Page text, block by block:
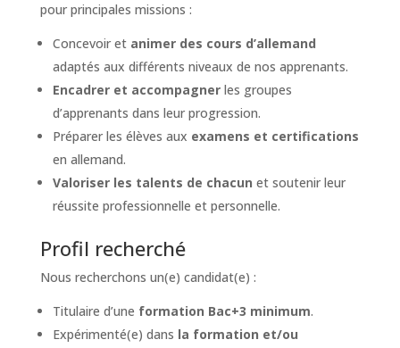
pour principales missions :
Concevoir et animer des cours d’allemand
adaptés aux différents niveaux de nos apprenants.
Encadrer et accompagnerles groupes
d’apprenants dans leur progression.
Préparer les élèves aux examens et certifications
en allemand.
Valoriser les talents de chacun et soutenir leur
réussite professionnelle et personnelle.
Profil recherché
Nous recherchons un(e) candidat(e) :
Titulaire d’une formation Bac+3 minimum.
Expérimenté(e) dans la formation et/ou